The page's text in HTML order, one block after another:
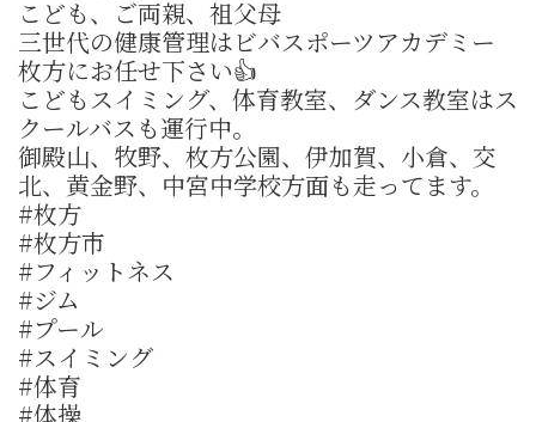
こども、ご両親、祖父母
三世代の健康管理はビバスポーツアカデミー
枚方にお任せ下さい👍
こどもスイミング、体育教室、ダンス教室はス
クールバスも運行中。
御殿山、牧野、枚方公園、伊加賀、小倉、交
北、黄金野、中宮中学校方面も走ってます。
#枚方
#枚方市
#フィットネス
#ジム
#プール
#スイミング
#体育
#体操